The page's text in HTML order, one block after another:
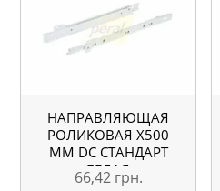
НАПРАВЛЯЮЩАЯ
РОЛИКОВАЯ X500
ММ DC СТАНДАРТ
БЕЛАЯ
66,42 грн.